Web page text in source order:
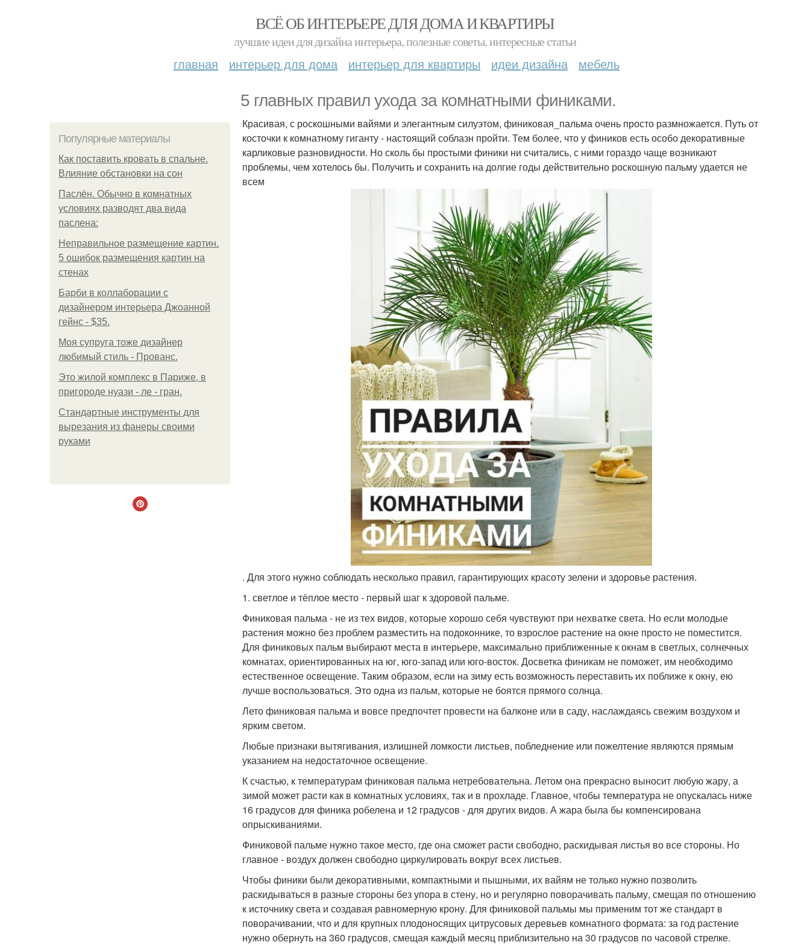
ВСЁ ОБ ИНТЕРЬЕРЕ ДЛЯ ДОМА И КВАРТИРЫ
лучшие идеи для дизайна интерьера, полезные советы, интересные статьи
главная интерьер для дома интерьер для квартиры идеи дизайна мебель
5 главных правил ухода за комнатными финиками.
Популярные материалы
Как поставить кровать в спальне.
Влияние обстановки на сон
Паслён. Обычно в комнатных
условиях разводят два вида
паслена:
Неправильное размещение картин.
5 ошибок размещения картин на
стенах
Барби в коллаборации с
дизайнером интерьера Джоанной
гейнс - $35.
Моя супруга тоже дизайнер
любимый стиль - Прованс.
Это жилой комплекс в Париже, в
пригороде нуази - ле - гран.
Стандартные инструменты для
вырезания из фанеры своими
руками
Красивая, с роскошными вайями и элегантным силуэтом, финиковая_пальма очень просто размножается. Путь от
косточки к комнатному гиганту - настоящий соблазн пройти. Тем более, что у фиников есть особо декоративные
карликовые разновидности. Но сколь бы простыми финики ни считались, с ними гораздо чаще возникают
проблемы, чем хотелось бы. Получить и сохранить на долгие годы действительно роскошную пальму удается не
всем
. Для этого нужно соблюдать несколько правил, гарантирующих красоту зелени и здоровье растения.
1. светлое и тёплое место - первый шаг к здоровой пальме.
Финиковая пальма - не из тех видов, которые хорошо себя чувствуют при нехватке света. Но если молодые
растения можно без проблем разместить на подоконнике, то взрослое растение на окне просто не поместится.
Для финиковых пальм выбирают места в интерьере, максимально приближенные к окнам в светлых, солнечных
комнатах, ориентированных на юг, юго-запад или юго-восток. Досветка финикам не поможет, им необходимо
естественное освещение. Таким образом, если на зиму есть возможность переставить их поближе к окну, ею
лучше воспользоваться. Это одна из пальм, которые не боятся прямого солнца.
Лето финиковая пальма и вовсе предпочтет провести на балконе или в саду, наслаждаясь свежим воздухом и
ярким светом.
Любые признаки вытягивания, излишней ломкости листьев, побледнение или пожелтение являются прямым
указанием на недостаточное освещение.
К счастью, к температурам финиковая пальма нетребовательна. Летом она прекрасно выносит любую жару, а
зимой может расти как в комнатных условиях, так и в прохладе. Главное, чтобы температура не опускалась ниже
16 градусов для финика робелена и 12 градусов - для других видов. А жара была бы компенсирована
опрыскиваниями.
Финиковой пальме нужно такое место, где она сможет расти свободно, раскидывая листья во все стороны. Но
главное - воздух должен свободно циркулировать вокруг всех листьев.
Чтобы финики были декоративными, компактными и пышными, их вайям не только нужно позволить
раскидываться в разные стороны без упора в стену, но и регулярно поворачивать пальму, смещая по отношению
к источнику света и создавая равномерную крону. Для финиковой пальмы мы применим тот же стандарт в
поворачивании, что и для крупных плодоносящих цитрусовых деревьев комнатного формата: за год растение
нужно обернуть на 360 градусов, смещая каждый месяц приблизительно на 30 градусов по часовой стрелке.